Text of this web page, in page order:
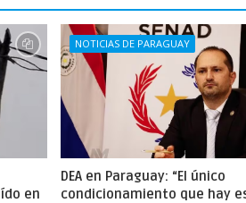
en
NOTICIAS DE PARAGUAY
DEA en Paraguay: “El único
condicionamiento que hay